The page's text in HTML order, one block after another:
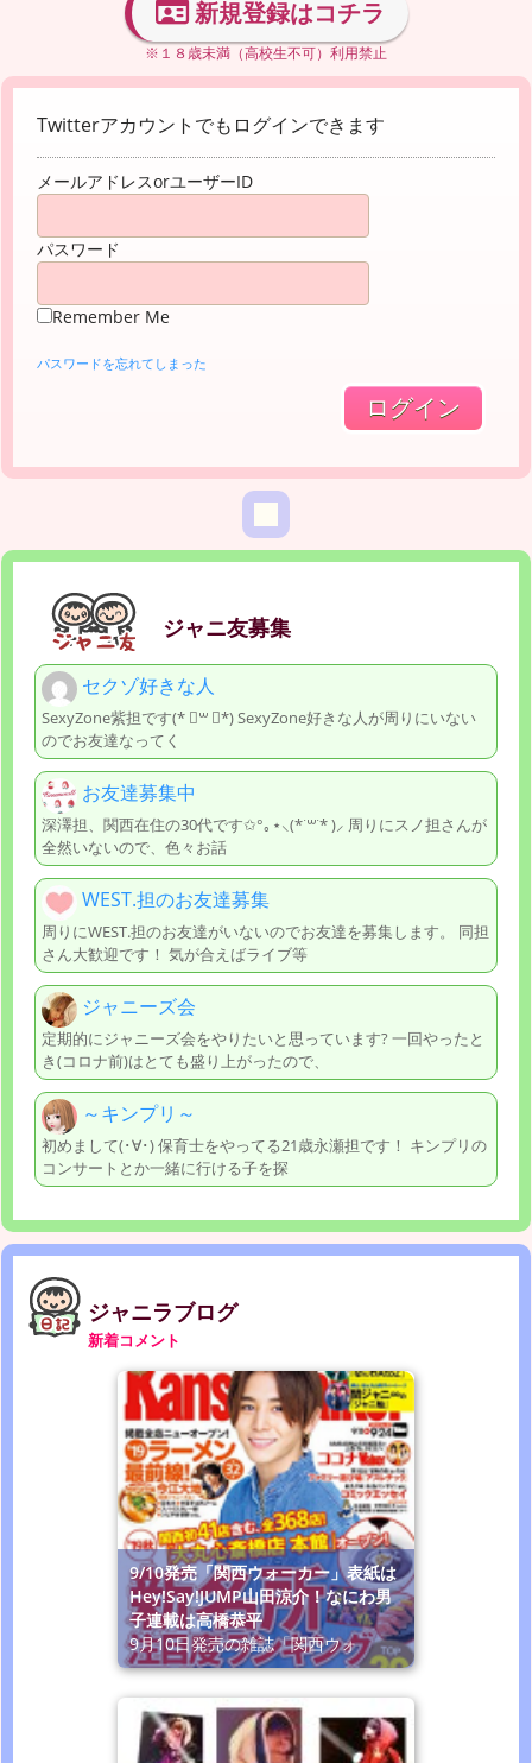
新規登録はコチラ
※１８歳未満（高校生不可）利用禁止
Twitterアカウントでもログインできます
メールアドレスorユーザーID
パスワード
Remember Me
パスワードを忘れてしまった
ジャニ友募集
セクゾ好きな人
SexyZone紫担です(* ॑꒳ ॑*) SexyZone好きな人が周りにいない
のでお友達なってく
お友達募集中
深澤担、関西在住の30代です✩°｡⋆⸜(*˙꒳˙* )⸝ 周りにスノ担さんが
全然いないので、色々お話
WEST.担のお友達募集
周りにWEST.担のお友達がいないのでお友達を募集します。 同担
さん大歓迎です！ 気が合えばライブ等
ジャニーズ会
定期的にジャニーズ会をやりたいと思っています? 一回やったと
き(コロナ前)はとても盛り上がったので、
～キンプリ～
初めまして(･∀･) 保育士をやってる21歳永瀬担です！ キンプリの
コンサートとか一緒に行ける子を探
ジャニラブログ
新着コメント
9/10発売「関西ウォーカー」表紙は
Hey!Say!JUMP山田涼介！なにわ男
子連載は高橋恭平
9月10日発売の雑誌「関西ウォ